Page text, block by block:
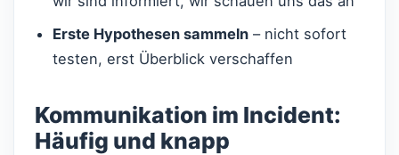
Erste Hypothesen sammeln – nicht sofort
testen, erst Überblick verschaffen
Kommunikation im Incident:
Häufig und knapp